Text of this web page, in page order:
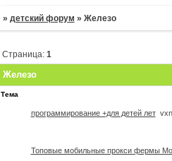
» детский форум » Железо
Железо
Страница: 1
Тема
программирование +для детей лет
Топовые мобильные прокси фермы